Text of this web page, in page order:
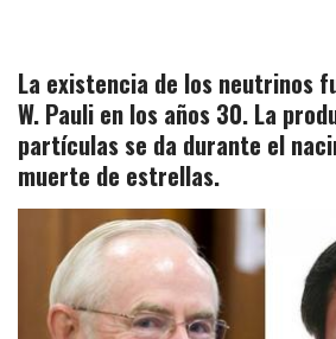
La existencia de los neutrinos
W. Pauli en los años 30. La
partículas se da durante el
muerte de estrellas.